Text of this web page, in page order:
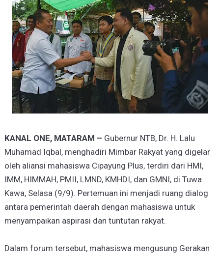
KANAL ONE, MATARAM – Gubernur NTB, Dr. H. Lalu
Muhamad Iqbal, menghadiri Mimbar Rakyat yang digelar
oleh aliansi mahasiswa Cipayung Plus, terdiri dari HMI,
IMM, HIMMAH, PMII, LMND, KMHDI, dan GMNI, di Tuwa
Kawa, Selasa (9/9). Pertemuan ini menjadi ruang dialog
antara pemerintah daerah dengan mahasiswa untuk
menyampaikan aspirasi dan tuntutan rakyat.
Dalam forum tersebut, mahasiswa mengusung Gerakan